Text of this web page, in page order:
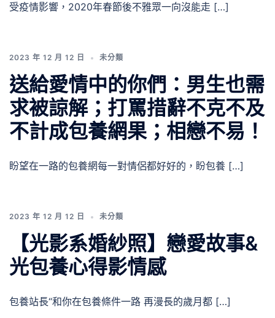
受疫情影響，2020年春節後不雅眾一向沒能走 […]
2023 年 12 月 12 日 未分類
送給愛情中的你們：男生也需
求被諒解；打罵措辭不克不及
不計成包養網果；相戀不易！
盼望在一路的包養網每一對情侶都好好的，盼包養 […]
2023 年 12 月 12 日 未分類
【光影系婚紗照】戀愛故事&
光包養心得影情感
包養站長“和你在包養條件一路 再漫長的歲月都 […]